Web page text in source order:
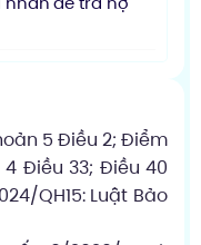
5 Điều 2; Điểm
4 Điều 33; Điều 40
QH15: Luật Bảo